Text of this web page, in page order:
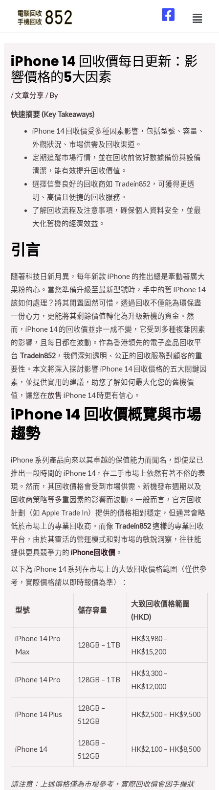
iPhone 14 回收價每日更新：影
響價格的5大因素
/文章分享 / By
快速摘要 (Key Takeaways)
iPhone 14 回收價受多種因素影響，包括型號、容量、
外觀狀況、市場供需及回收渠道。
定期追蹤市場行情，並在回收前做好數據備份與設備
清潔，能有效提升回收價值。
選擇信譽良好的回收商如 Tradein852，可獲得更透
明、高價且便捷的回收服務。
了解回收流程及注意事項，確保個人資料安全，並最
大化舊機的經濟效益。
引言
隨著科技日新月異，每年新款 iPhone 的推出總是牽動著廣大
果粉的心。當您準備升級至最新型號時，手中的舊 iPhone 14
該如何處理？將其閒置固然可惜，透過回收不僅能為環保盡
一份心力，更能將其剩餘價值轉化為升級新機的資金。然
而，iPhone 14 的回收價並非一成不變，它受到多種複雜因素
的影響，且每日都在波動。作為香港領先的電子產品回收平
台 Tradein852 ，我們深知透明、公正的回收服務對顧客的重
要性。本文將深入探討影響 iPhone 14 回收價格的五大關鍵因
素，並提供實用的建議，助您了解如何最大化您的舊機價
值，讓您在放售 iPhone 14 時更有信心。
iPhone 14 回收價概覽與市場
趨勢
iPhone 系列產品向來以其卓越的保值能力而聞名，即使是已
推出一段時間的 iPhone 14，在二手市場上依然有著不俗的表
現。然而，其回收價格會受到市場供需、新機發布週期以及
回收商策略等多重因素的影響而波動。一般而言，官方回收
計劃（如 Apple Trade In）提供的價格相對穩定，但通常會略
低於市場上的專業回收商。而像 Tradein852這樣的專業回收
平台，由於其靈活的營運模式和對市場的敏銳洞察，往往能
提供更具競爭力的iPhone回收價 。
以下為 iPhone 14 系列在市場上的大致回收價格範圍（僅供參
考，實際價格請以即時報價為準）：
型號 儲存容量
大致回收價格範圍
(HKD)
iPhone 14 Pro
Max
128GB – 1TB
HK$3,980 –
HK$15,200
iPhone 14 Pro 128GB – 1TB
HK$3,300 –
HK$12,000
iPhone 14 Plus
128GB –
512GB
HK$2,500 – HK$9,500
iPhone 14
128GB –
512GB
HK$2,100 – HK$8,500
請注意：上述價格僅為市場參考，實際回收價會因手機狀